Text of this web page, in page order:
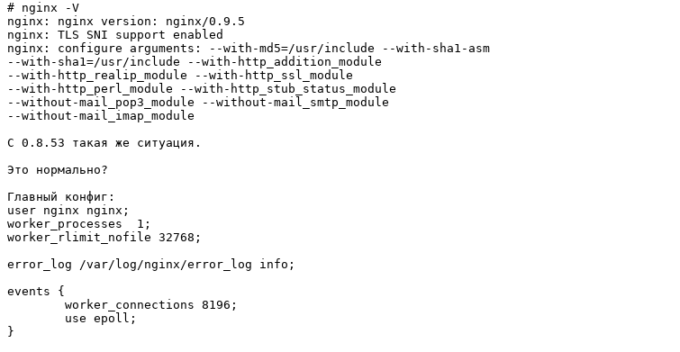
# nginx -V
nginx: nginx version: nginx/0.9.5
nginx: TLS SNI support enabled
nginx: configure arguments: --with-md5=/usr/include --with-sha1-asm
--with-sha1=/usr/include --with-http_addition_module
--with-http_realip_module --with-http_ssl_module
--with-http_perl_module --with-http_stub_status_module
--without-mail_pop3_module --without-mail_smtp_module
--without-mail_imap_module
С 0.8.53 такая же ситуация.
Это нормально?
Главный конфиг:
user nginx nginx;
worker_processes  1;
worker_rlimit_nofile 32768;
error_log /var/log/nginx/error_log info;
events {
        worker_connections 8196;
        use epoll;
}